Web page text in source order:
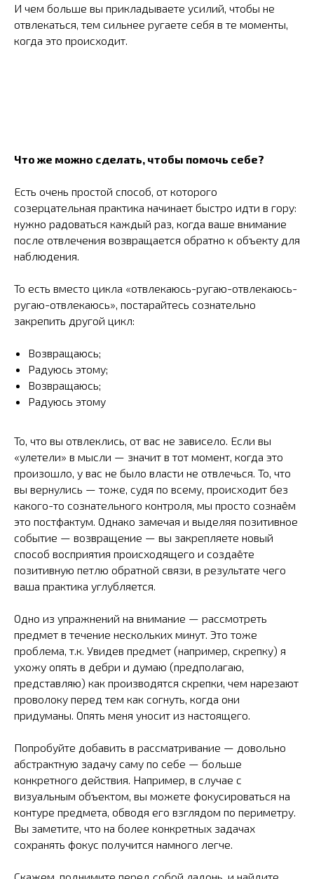
И чем больше вы прикладываете усилий, чтобы не
отвлекаться, тем сильнее ругаете себя в те моменты,
когда это происходит.
Что же можно сделать, чтобы помочь себе?
Есть очень простой способ, от которого
созерцательная практика начинает быстро идти в гору:
нужно радоваться каждый раз, когда ваше внимание
после отвлечения возвращается обратно к объекту для
наблюдения.
То есть вместо цикла «отвлекаюсь-ругаю-отвлекаюсь-
ругаю-отвлекаюсь», постарайтесь сознательно
закрепить другой цикл:
Возвращаюсь;
Радуюсь этому;
Возвращаюсь;
Радуюсь этому
То, что вы отвлеклись, от вас не зависело. Если вы
«улетели» в мысли — значит в тот момент, когда это
произошло, у вас не было власти не отвлечься. То, что
вы вернулись — тоже, судя по всему, происходит без
какого-то сознательного контроля, мы просто сознаём
это постфактум. Однако замечая и выделяя позитивное
событие — возвращение — вы закрепляете новый
способ восприятия происходящего и создаёте
позитивную петлю обратной связи, в результате чего
ваша практика углубляется.
Одно из упражнений на внимание — рассмотреть
предмет в течение нескольких минут. Это тоже
проблема, т.к. Увидев предмет (например, скрепку) я
ухожу опять в дебри и думаю (предполагаю,
представляю) как производятся скрепки, чем нарезают
проволоку перед тем как согнуть, когда они
придуманы. Опять меня уносит из настоящего.
Попробуйте добавить в рассматривание — довольно
абстрактную задачу саму по себе — больше
конкретного действия. Например, в случае с
визуальным объектом, вы можете фокусироваться на
контуре предмета, обводя его взглядом по периметру.
Вы заметите, что на более конкретных задачах
сохранять фокус получится намного легче.